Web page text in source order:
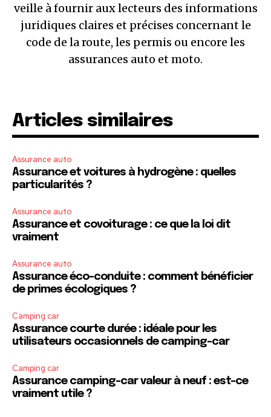
veille à fournir aux lecteurs des informations
juridiques claires et précises concernant le
code de la route, les permis ou encore les
assurances auto et moto.
Articles similaires
Assurance auto
Assurance et voitures à hydrogène : quelles
particularités ?
Assurance auto
Assurance et covoiturage : ce que la loi dit
vraiment
Assurance auto
Assurance éco-conduite : comment bénéficier
de primes écologiques ?
Camping car
Assurance courte durée : idéale pour les
utilisateurs occasionnels de camping-car
Camping car
Assurance camping-car valeur à neuf : est-ce
vraiment utile ?